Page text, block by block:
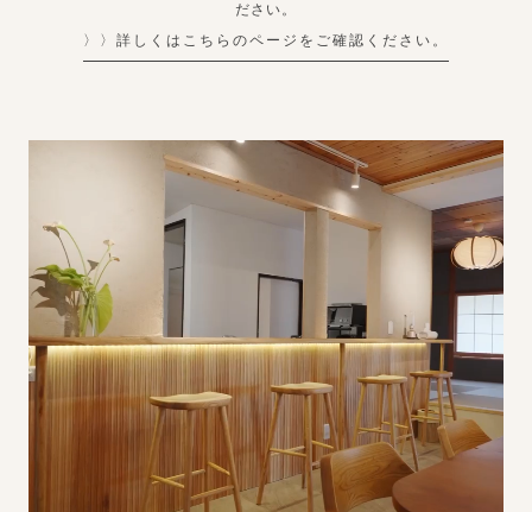
ださい。
〉〉詳しくはこちらのページをご確認ください。